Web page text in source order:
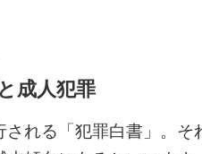
成人犯罪
される「犯罪白書」。そ